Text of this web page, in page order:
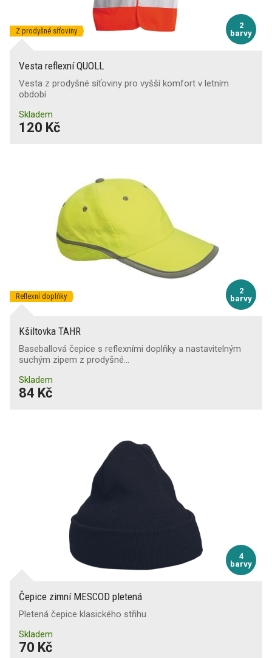
2
barvy
Z prodyšné síťoviny
Vesta reflexní QUOLL
Vesta z prodyšné síťoviny pro vyšší komfort v letním
období
Skladem
120 Kč
2
barvy
Reflexní doplňky
Kšiltovka TAHR
Baseballová čepice s reflexními doplňky a nastavitelným
suchým zipem z prodyšné…
Skladem
84 Kč
4
barvy
Čepice zimní MESCOD pletená
Pletená čepice klasického střihu
Skladem
70 Kč